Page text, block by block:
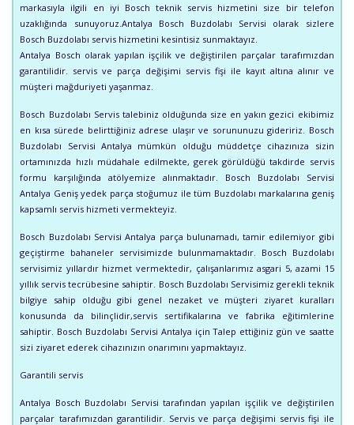
markasıyla ilgili en iyi Bosch teknik servis hizmetini size bir telefon
uzaklığında sunuyoruz.Antalya Bosch Buzdolabı Servisi olarak sizlere
Bosch Buzdolabı servis hizmetini kesintisiz sunmaktayız.
Antalya Bosch olarak yapılan işçilik ve değiştirilen parçalar tarafımızdan
garantilidir. servis ve parça değişimi servis fişi ile kayıt altına alınır ve
müşteri mağduriyeti yaşanmaz.
Bosch Buzdolabı Servis talebiniz olduğunda size en yakın gezici ekibimiz
en kısa sürede belirttiğiniz adrese ulaşır ve sorununuzu gideririz. Bosch
Buzdolabı Servisi Antalya mümkün olduğu müddetçe cihazınıza sizin
ortamınızda hızlı müdahale edilmekte, gerek görüldüğü takdirde servis
formu karşılığında atölyemize alınmaktadır. Bosch Buzdolabı Servisi
Antalya Geniş yedek parça stoğumuz ile tüm Buzdolabı markalarına geniş
kapsamlı servis hizmeti vermekteyiz.
Bosch Buzdolabı Servisi Antalya parça bulunamadı, tamir edilemiyor gibi
geçiştirme bahaneler servisimizde bulunmamaktadır. Bosch Buzdolabı
servisimiz yıllardır hizmet vermektedir, çalışanlarımız asgari 5, azami 15
yıllık servis tecrübesine sahiptir. Bosch Buzdolabı Servisimiz gerekli teknik
bilgiye sahip olduğu gibi genel nezaket ve müşteri ziyaret kuralları
konusunda da bilinçlidir,servis sertifikalarına ve fabrika eğitimlerine
sahiptir. Bosch Buzdolabı Servisi Antalya için Talep ettiğiniz gün ve saatte
sizi ziyaret ederek cihazınızın onarımını yapmaktayız.
Garantili servis
Antalya Bosch Buzdolabı Servisi tarafından yapılan işçilik ve değiştirilen
parçalar tarafımızdan garantilidir. Servis ve parça değişimi servis fişi ile